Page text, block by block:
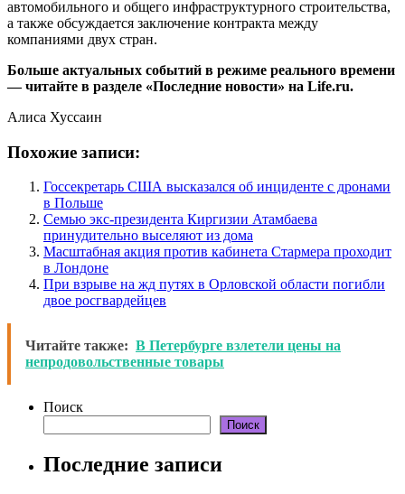
автомобильного и общего инфраструктурного строительства,
а также обсуждается заключение контракта между
компаниями двух стран.
Больше актуальных событий в режиме реального времени
— читайте в разделе «Последние новости» на Life.ru.
Алиса Хуссаин
Похожие записи:
Госсекретарь США высказался об инциденте с дронами
в Польше
Семью экс-президента Киргизии Атамбаева
принудительно выселяют из дома
Масштабная акция против кабинета Стармера проходит
в Лондоне
При взрыве на жд путях в Орловской области погибли
двое росгвардейцев
Читайте также: В Петербурге взлетели цены на
непродовольственные товары
Поиск
Поиск
Последние записи